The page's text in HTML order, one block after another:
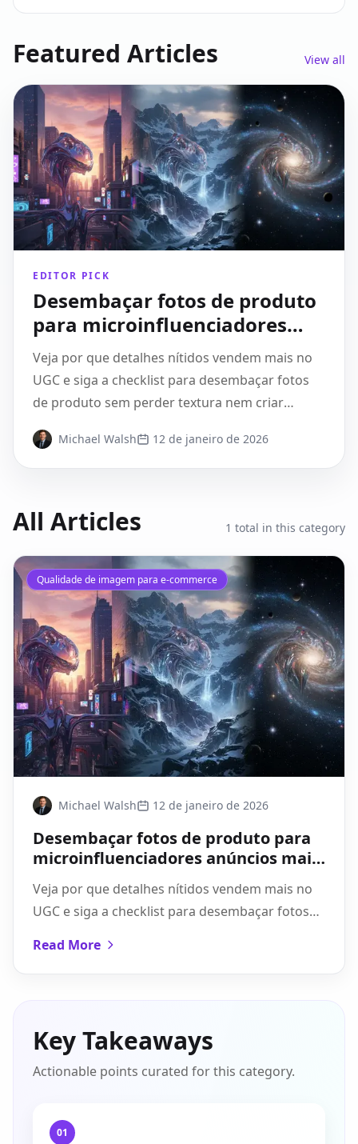
Featured Articles View all
EDITOR PICK
Desembaçar fotos de produto
para microinfluenciadores
anúncios mais nítidos e
confiáveis
Veja por que detalhes nítidos vendem mais no
UGC e siga a checklist para desembaçar fotos
de produto sem perder textura nem criar
Michael Walsh 12 de janeiro de 2026
All Articles 1 total in this category
Qualidade de imagem para e-commerce
Michael Walsh 12 de janeiro de 2026
Desembaçar fotos de produto para
microinfluenciadores anúncios mais
nítidos e confiáveis
Veja por que detalhes nítidos vendem mais no
UGC e siga a checklist para desembaçar fotos
Read More
Key Takeaways
Actionable points curated for this category.
01